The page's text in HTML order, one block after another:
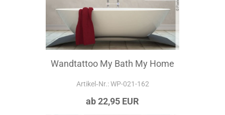
Wandtattoo My Bath My Home
Artikel‑Nr.: WP-021-162
ab 22,95 EUR